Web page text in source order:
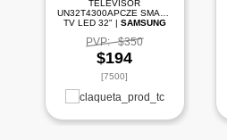
TELEVISOR
UN32T4300APCZE SMART
TV LED 32" | SAMSUNG
PVP: $350
$194
[7500]